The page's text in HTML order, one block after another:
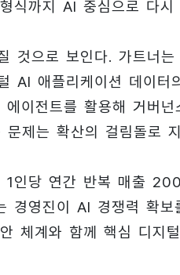
식까지 AI 중심으로 다
것으로 보인다. 가트너
AI 애플리케이션 데이
이전트를 활용해 거버
제는 확산의 걸림돌로
인당 연간 반복 매출
경영진이 AI 경쟁력 확
체계와 함께 핵심 디지